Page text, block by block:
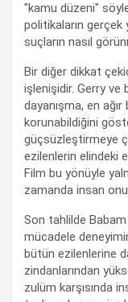
"kamu düzeni"
politikaların
suçların nasıl
Bir diğer dikkat
işlenişidir. Gerry ve
dayanışma, en
korunabildiğini
güçsüzleştirmeye
ezilenlerin elindeki
Film bu yönüyle
zamanda insan
Son tahlilde Babam
mücadele
bütün ezilenlerine
zindanlarından
zulüm karşısında